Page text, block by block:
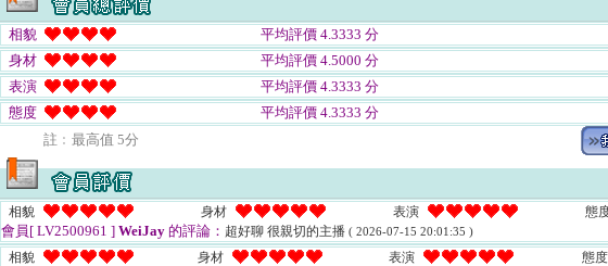
相貌
平均評價 4.3333 分
身材
平均評價 4.5000 分
表演
平均評價 4.3333 分
態度
平均評價 4.3333 分
註﹕最高值 5分
相貌 身材 表演 態
會員[ LV2500961 ] WeiJay 的評論： 超好聊 很親切的主播 ( 2026-07-15 20:01:35 )
相貌 身材 表演 態度